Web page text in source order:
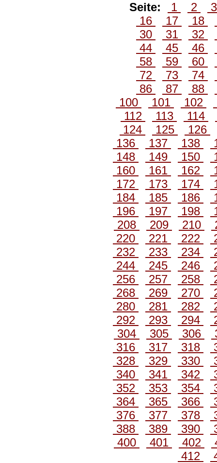
Seite: 1 2
16
17 18
30
31 32
44
45 46
58
59 60
72
73 74
86
87 88
100
101 102
112
113 114
124
125
126
136
137 138
148
149 150
160
161 162
172
173 174
184
185 186
196
197 198
208
209 210
220
221 222
232
233 234
244
245 246
256
257 258
268
269 270
280
281 282
292
293 294
304
305 306
316
317 318
328
329 330
340
341 342
352
353 354
364
365 366
376
377 378
388
389 390
400
401 402
412